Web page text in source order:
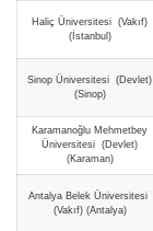
Haliç Üniversitesi (Vakıf)
(İstanbul)
Sinop Üniversitesi (Devlet)
(Sinop)
Karamanoğlu Mehmetbey
Üniversitesi (Devlet)
(Karaman)
Antalya Belek Üniversitesi
(Vakıf) (Antalya)